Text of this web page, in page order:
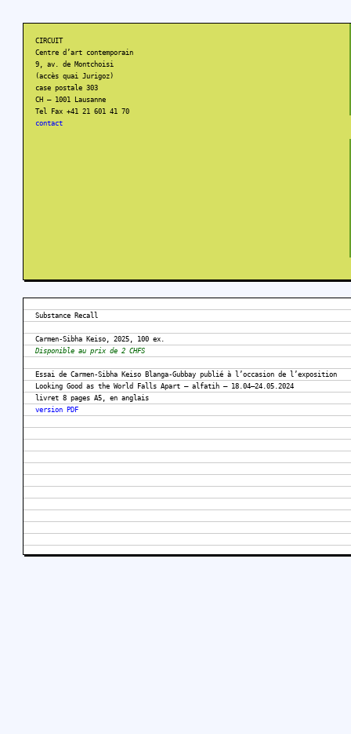
CIRCUIT
Centre d’art contemporain
9, av. de Montchoisi
(accès quai Jurigoz)
case postale 303
CH – 1001 Lausanne
Tel Fax +41 21 601 41 70
contact
Substance Recall
Carmen-Sibha Keiso, 2025, 100 ex.
Disponible au prix de 2 CHFS
Essai de Carmen-Sibha Keiso Blanga-Gubbay publié à l’occasion de l’exposition
Looking Good as the World Falls Apart – alfatih – 18.04–24.05.2024
livret 8 pages A5, en anglais
version PDF